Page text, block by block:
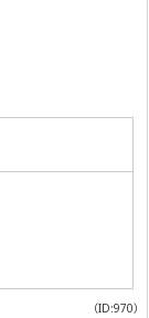
（ID:970）